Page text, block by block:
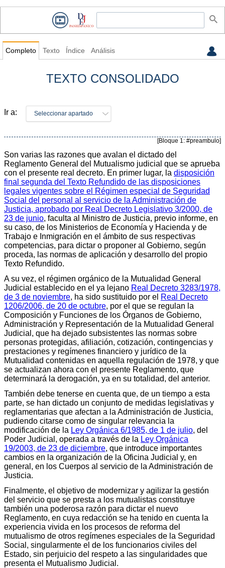
Completo Texto Índice Análisis
TEXTO CONSOLIDADO
Ir a: Seleccionar apartado
[Bloque 1: #preambulo]
Son varias las razones que avalan el dictado del
Reglamento General del Mutualismo judicial que se aprueba
con el presente real decreto. En primer lugar, la disposición
final segunda del Texto Refundido de las disposiciones
legales vigentes sobre el Régimen especial de Seguridad
Social del personal al servicio de la Administración de
Justicia, aprobado por Real Decreto Legislativo 3/2000, de
23 de junio, faculta al Ministro de Justicia, previo informe, en
su caso, de los Ministerios de Economía y Hacienda y de
Trabajo e Inmigración en el ámbito de sus respectivas
competencias, para dictar o proponer al Gobierno, según
proceda, las normas de aplicación y desarrollo del propio
Texto Refundido.
A su vez, el régimen orgánico de la Mutualidad General
Judicial establecido en el ya lejano Real Decreto 3283/1978,
de 3 de noviembre, ha sido sustituido por el Real Decreto
1206/2006, de 20 de octubre, por el que se regulan la
Composición y Funciones de los Órganos de Gobierno,
Administración y Representación de la Mutualidad General
Judicial, que ha dejado subsistentes las normas sobre
personas protegidas, afiliación, cotización, contingencias y
prestaciones y regímenes financiero y jurídico de la
Mutualidad contenidas en aquella regulación de 1978, y que
se actualizan ahora con el presente Reglamento, que
determinará la derogación, ya en su totalidad, del anterior.
También debe tenerse en cuenta que, de un tiempo a esta
parte, se han dictado un conjunto de medidas legislativas y
reglamentarias que afectan a la Administración de Justicia,
pudiendo citarse como de singular relevancia la
modificación de la Ley Orgánica 6/1985, de 1 de julio, del
Poder Judicial, operada a través de la Ley Orgánica
19/2003, de 23 de diciembre, que introduce importantes
cambios en la organización de la Oficina Judicial y, en
general, en los Cuerpos al servicio de la Administración de
Justicia.
Finalmente, el objetivo de modernizar y agilizar la gestión
del servicio que se presta a los mutualistas constituye
también una poderosa razón para dictar el nuevo
Reglamento, en cuya redacción se ha tenido en cuenta la
experiencia vivida en los procesos de reforma del
mutualismo de otros regímenes especiales de la Seguridad
Social, singularmente el de los funcionarios civiles del
Estado, sin perjuicio del respeto a las singularidades que
presenta el Mutualismo Judicial.